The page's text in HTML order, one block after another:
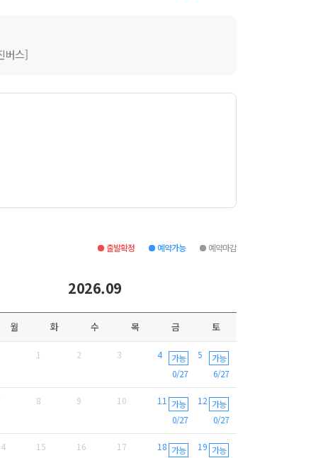
버스]
출발확정 예약가능 예약마감
2026.09
월 화 수 목 금 토
1 2 3 4
가능
0/27
5
가능
6/27
8 9 10 11 가능
0/27
12 가능
0/27
15 16 17 18 가능
19 가능